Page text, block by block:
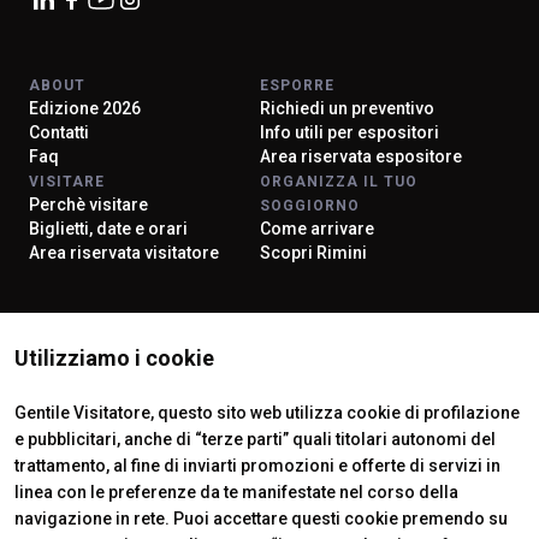
Utilizziamo i cookie
Gentile Visitatore, questo sito web utilizza cookie di profilazione
e pubblicitari, anche di “terze parti” quali titolari autonomi del
trattamento, al fine di inviarti promozioni e offerte di servizi in
linea con le preferenze da te manifestate nel corso della
navigazione in rete. Puoi accettare questi cookie premendo su
ABOUT
Edizione 2026
Contatti
Faq
ESPORRE
Richiedi un preventivo
Info utili per espositori
Area riservata espositore
VISITARE
Perchè visitare
Biglietti, date e orari
Area riservata visitatore
ORGANIZZA IL TUO
SOGGIORNO
Come arrivare
Scopri Rimini
ISTITUTI CERTIFICATORI